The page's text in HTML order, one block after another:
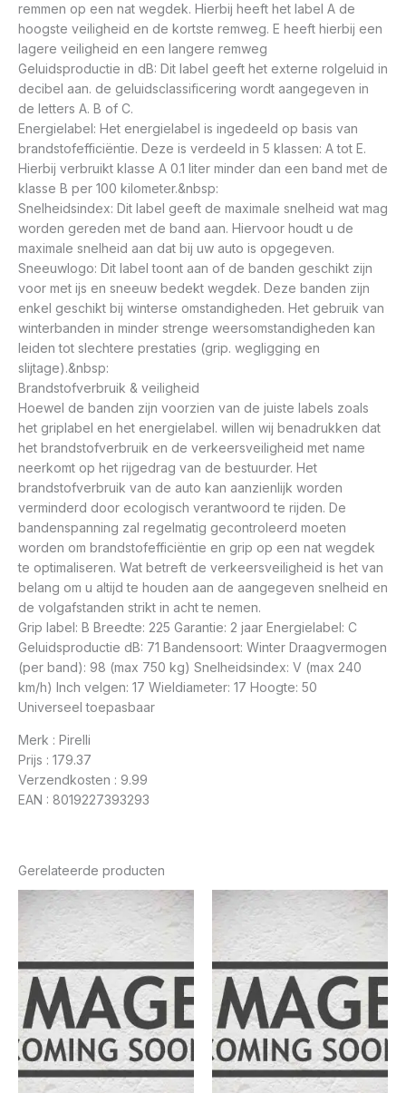
remmen op een nat wegdek. Hierbij heeft het label A de
hoogste veiligheid en de kortste remweg. E heeft hierbij een
lagere veiligheid en een langere remweg
Geluidsproductie in dB: Dit label geeft het externe rolgeluid in
decibel aan. de geluidsclassificering wordt aangegeven in
de letters A. B of C.
Energielabel: Het energielabel is ingedeeld op basis van
brandstofefficiëntie. Deze is verdeeld in 5 klassen: A tot E.
Hierbij verbruikt klasse A 0.1 liter minder dan een band met de
klasse B per 100 kilometer.&nbsp:
Snelheidsindex: Dit label geeft de maximale snelheid wat mag
worden gereden met de band aan. Hiervoor houdt u de
maximale snelheid aan dat bij uw auto is opgegeven.
Sneeuwlogo: Dit label toont aan of de banden geschikt zijn
voor met ijs en sneeuw bedekt wegdek. Deze banden zijn
enkel geschikt bij winterse omstandigheden. Het gebruik van
winterbanden in minder strenge weersomstandigheden kan
leiden tot slechtere prestaties (grip. wegligging en
slijtage).&nbsp:
Brandstofverbruik & veiligheid
Hoewel de banden zijn voorzien van de juiste labels zoals
het griplabel en het energielabel. willen wij benadrukken dat
het brandstofverbruik en de verkeersveiligheid met name
neerkomt op het rijgedrag van de bestuurder. Het
brandstofverbruik van de auto kan aanzienlijk worden
verminderd door ecologisch verantwoord te rijden. De
bandenspanning zal regelmatig gecontroleerd moeten
worden om brandstofefficiëntie en grip op een nat wegdek
te optimaliseren. Wat betreft de verkeersveiligheid is het van
belang om u altijd te houden aan de aangegeven snelheid en
de volgafstanden strikt in acht te nemen.
Grip label: B Breedte: 225 Garantie: 2 jaar Energielabel: C
Geluidsproductie dB: 71 Bandensoort: Winter Draagvermogen
(per band): 98 (max 750 kg) Snelheidsindex: V (max 240
km/h) Inch velgen: 17 Wieldiameter: 17 Hoogte: 50
Universeel toepasbaar
Merk : Pirelli
Prijs : 179.37
Verzendkosten : 9.99
EAN : 8019227393293
Gerelateerde producten